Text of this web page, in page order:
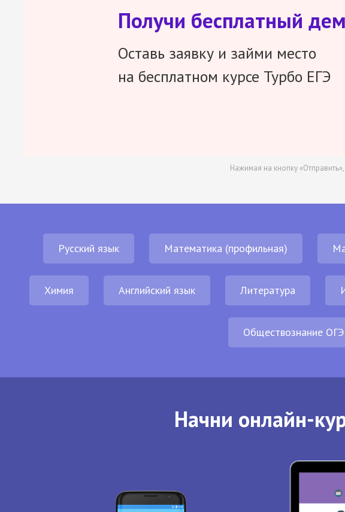
Получи бесплатный
Оставь заявку и займи место
на бесплатном курсе Турбо ЕГЭ
Нажимая на кнопку
Русский язык Математика (профильная)
Химия Английский язык Литература
Обществознание ОГЭ
Начни онлайн-